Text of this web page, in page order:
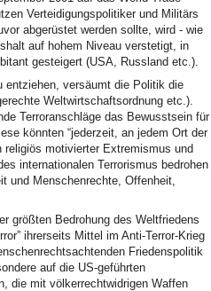
Verteidigungspolitiker und Militärs
abgerüstet werden sollte, wird - wie
auf hohem Niveau verstetigt, in
gesteigert (USA, Russland etc.).
entziehen, versäumt die Politik die
Weltwirtschaftsordnung etc.).
Terroranschläge das Bewusstsein für
könnten “jederzeit, an jedem Ort der
motivierter Extremismus und
internationalen Terrorismus bedrohen
und Menschenrechte, Offenheit,
größten Bedrohung des Weltfriedens
ihrerseits Mittel im Anti-Terror-Krieg
Friedenspolitik
auf die US-geführten
die mit völkerrechtwidrigen Waffen